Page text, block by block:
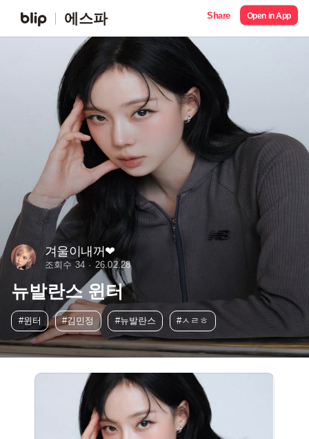
에스파 Share Open in App
겨울이내꺼❤︎
조회수 34 26.02.28
뉴발란스 윈터
#윈터 #김민정 #뉴발란스 #ㅅㄹㅎ